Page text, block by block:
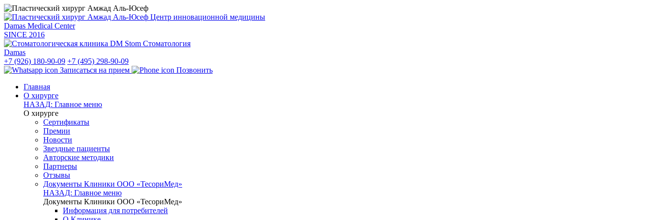
Центр инновационной медицины
Damas Medical Center
SINCE 2016
Стоматология
Damas
+7 (926) 180-90-09 +7 (495) 298-90-09
Записаться на прием
Позвонить
Главная
О хирурге
НАЗАД: Главное меню
О хирурге
Сертификаты
Премии
Новости
Звездные пациенты
Авторские методики
Партнеры
Отзывы
Документы Клиники ООО «ТесориМед»
НАЗАД: Главное меню
Документы Клиники ООО «ТесориМед»
Информация для потребителей